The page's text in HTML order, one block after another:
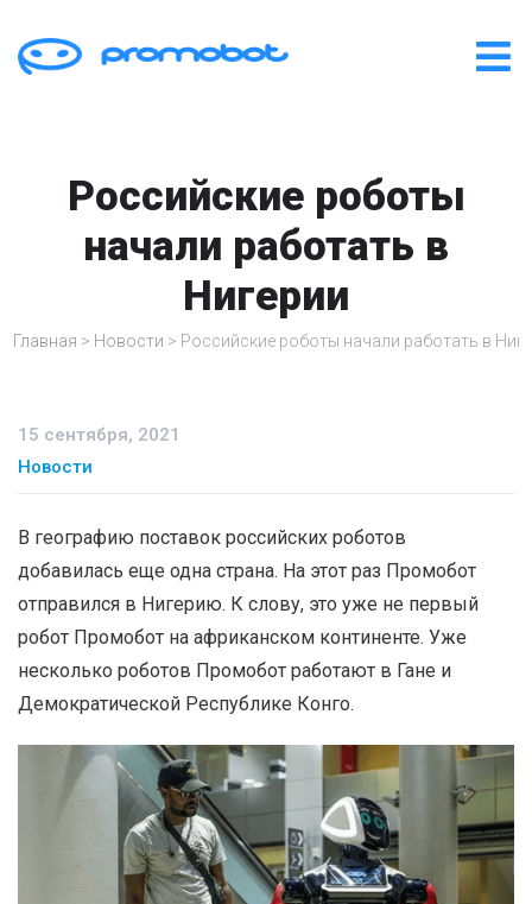
Российские роботы
начали работать в
Нигерии
Главная > Новости > Российские роботы начали работать в
15 сентября, 2021
Новости
В географию поставок российских роботов
добавилась еще одна страна. На этот раз Промобот
отправился в Нигерию. К слову, это уже не первый
робот Промобот на африканском континенте. Уже
несколько роботов Промобот работают в Гане и
Демократической Республике Конго.